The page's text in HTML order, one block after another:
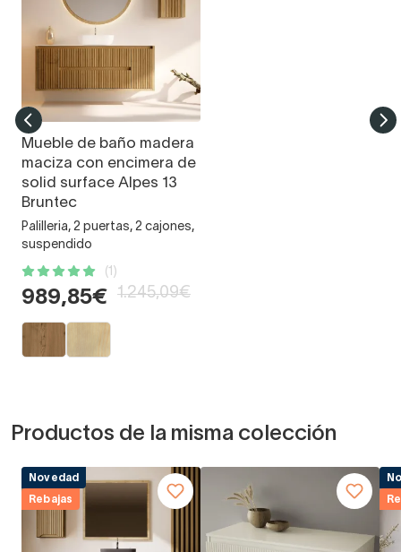
Mueble de baño madera
maciza con encimera de
solid surface Alpes 13
Bruntec
Palilleria, 2 puertas, 2 cajones,
suspendido
(1)
989,85€ 1.245,09€
Productos de la misma colección
Novedad
Rebajas